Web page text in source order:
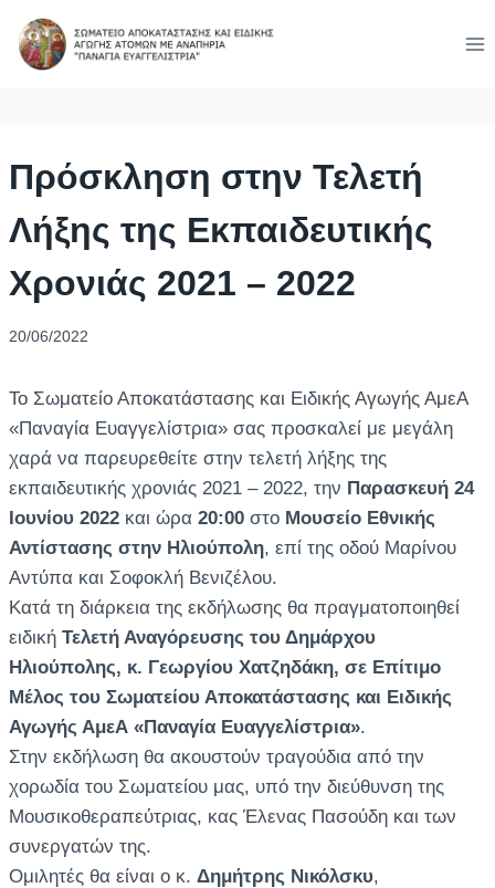
content
Πρόσκληση στην Τελετή
Λήξης της Εκπαιδευτικής
Χρονιάς 2021 – 2022
20/06/2022
Το Σωματείο Αποκατάστασης και Ειδικής Αγωγής ΑμεΑ
«Παναγία Ευαγγελίστρια» σας προσκαλεί με μεγάλη
χαρά να παρευρεθείτε στην τελετή λήξης της
εκπαιδευτικής χρονιάς 2021 – 2022, την Παρασκευή 24
Ιουνίου 2022 και ώρα 20:00 στο Μουσείο Εθνικής
Αντίστασης στην Ηλιούπολη, επί της οδού Μαρίνου
Αντύπα και Σοφοκλή Βενιζέλου.
Κατά τη διάρκεια της εκδήλωσης θα πραγματοποιηθεί
ειδική Τελετή Αναγόρευσης του Δημάρχου
Ηλιούπολης, κ. Γεωργίου Χατζηδάκη, σε Επίτιμο
Μέλος του Σωματείου Αποκατάστασης και Ειδικής
Αγωγής ΑμεΑ «Παναγία Ευαγγελίστρια».
Στην εκδήλωση θα ακουστούν τραγούδια από την
χορωδία του Σωματείου μας, υπό την διεύθυνση της
Μουσικοθεραπεύτριας, κας Έλενας Πασούδη και των
συνεργατών της.
Ομιλητές θα είναι ο κ. Δημήτρης Νικόλσκυ,